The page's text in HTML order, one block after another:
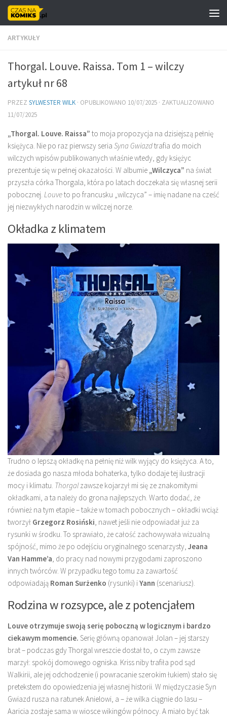
Skip to content
ARTYKUŁY
Thorgal. Louve. Raissa. Tom 1 – wilczy
artykuł nr 68
PRZEZ SYLWESTER WILK · OPUBLIKOWANO 10/07/2025 · ZAKTUALIZOWANO
11/07/2025
„Thorgal. Louve. Raissa” to moja propozycja na dzisiejszą pełnię
księżyca. Nie po raz pierwszy seria Syna Gwiazdtrafia do moich
wilczych wpisów publikowanych właśnie wtedy, gdy księżyc
prezentuje się w pełnej okazałości. W albumie „Wilczyca” na świat
przyszła córka Thorgala, która po latach doczekała się własnej serii
pobocznej. Louveto po francusku „wilczyca” – imię nadane na cześć
jej niezwykłych narodzin w wilczej norze.
Okładka z klimatem
Trudno o lepszą okładkę na pełnię niż wilk wyjący do księżyca. A to,
że dosiada go nasza młoda bohaterka, tylko dodaje tej ilustracji
mocy i klimatu. Thorgalzawsze kojarzył mi się ze znakomitymi
okładkami, a ta należy do grona najlepszych. Warto dodać, że
również na tym etapie – także w tomach pobocznych – okładki wciąż
tworzył Grzegorz Rosiński, nawet jeśli nie odpowiadał już za
rysunki w środku. To sprawiało, że całość zachowywała wizualną
spójność, mimo że po odejściu oryginalnego scenarzysty, Jeana
Van Hamme’a, do pracy nad nowymi przygodami zaproszono
innych twórców. W przypadku tego tomu za zawartość
odpowiadają Roman Surżenko (rysunki) iYann (scenariusz).
Rodzina w rozsypce, ale z potencjałem
Louve otrzymuje swoją serię poboczną w logicznym i bardzo
ciekawym momencie. Serię główną opanował Jolan – jej starszy
brat – podczas gdy Thorgal wreszcie dostał to, o czym zawsze
marzył: spokój domowego ogniska. Kriss niby trafiła pod sąd
Walkirii, ale jej odchodzenie (i powracanie szerokim łukiem) stało się
pretekstem do opowiedzenia jej własnej historii. W międzyczasie Syn
Gwiazd rusza na ratunek Anielowi, a – że wilka ciągnie do lasu –
Aaricia zostaje sama w wiosce wikingów północy. A miało być tak